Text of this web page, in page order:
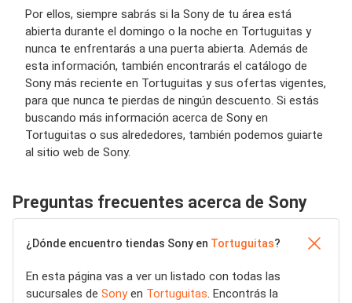
Por ellos, siempre sabrás si la Sony de tu área está
abierta durante el domingo o la noche en Tortuguitas y
nunca te enfrentarás a una puerta abierta. Además de
esta información, también encontrarás el catálogo de
Sony más reciente en Tortuguitas y sus ofertas vigentes,
para que nunca te pierdas de ningún descuento. Si estás
buscando más información acerca de Sony en
Tortuguitas o sus alrededores, también podemos guiarte
al sitio web de Sony.
Preguntas frecuentes acerca de Sony
¿Dónde encuentro tiendas Sony en Tortuguitas?
En esta página vas a ver un listado con todas las
sucursales de Sonyen Tortuguitas. Encontrás la